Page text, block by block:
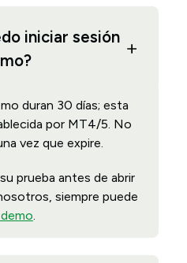
iniciar sesión
duran 30 días; esta
por MT4/5. No
vez que expire.
prueba antes de abrir
siempre puede
.